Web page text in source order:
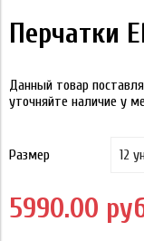
Перчатки
Данный товар
уточняйте наличие у
Размер
5990.00